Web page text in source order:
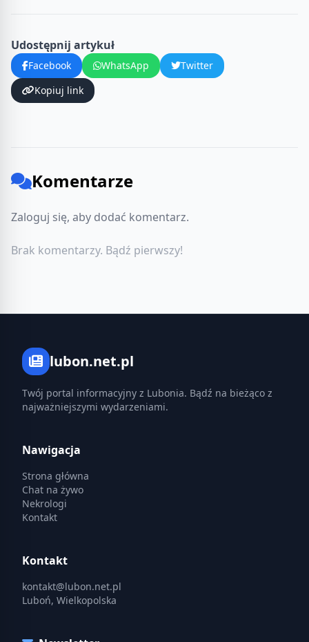
Udostępnij artykuł
Facebook WhatsApp
Twitter
Kopiuj link
Komentarze
Zaloguj się, aby dodać komentarz.
Brak komentarzy. Bądź pierwszy!
lubon.net.pl
Twój portal informacyjny z Lubonia. Bądź na bieżąco z
najważniejszymi wydarzeniami.
Nawigacja
Strona główna
Chat na żywo
Nekrologi
Kontakt
Kontakt
kontakt@lubon.net.pl
Luboń, Wielkopolska